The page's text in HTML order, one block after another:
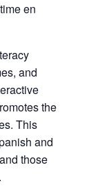
en
and
the
This
and
those